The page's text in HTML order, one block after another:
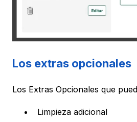
Los extras opcionales
Los Extras Opcionales que
Limpieza adicional